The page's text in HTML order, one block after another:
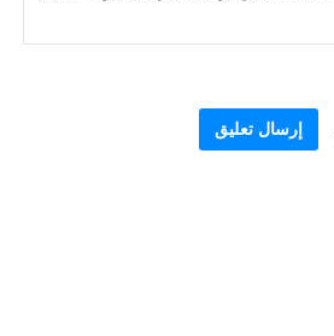
إرسال تعليق